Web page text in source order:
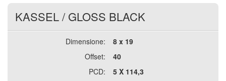
KASSEL/ GLOSS BLACK
Dimensione:
8 x 19
Offset:
40
PCD:
5 X 114,3